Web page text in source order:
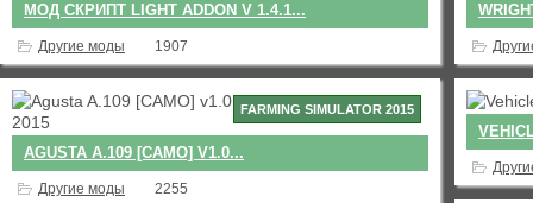
МОД СКРИПТ LIGHT ADDON V 1.4.1...
Другие моды 1907
FARMING SIMULATOR 2015
AGUSTA A.109 [CAMO] V1.0...
Другие моды 2255